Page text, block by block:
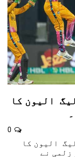
الیون کا
الیون کا
زلمی نے